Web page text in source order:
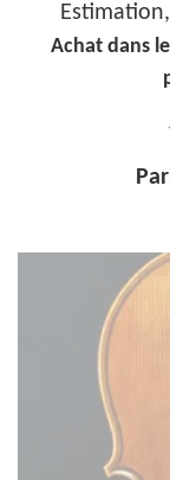
Achat dans